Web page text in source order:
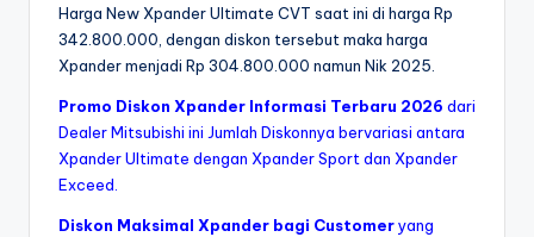
si
Harga New Xpander Ultimate CVT saat ini di harga Rp
342.800.000, dengan diskon tersebut maka harga
Xpander menjadi Rp 304.800.000 namun Nik 2025.
Promo Diskon Xpander Informasi Terbaru 2026 dari
Dealer Mitsubishi ini Jumlah Diskonnya bervariasi antara
Xpander Ultimate dengan Xpander Sport dan Xpander
Exceed.
Diskon Maksimal Xpander bagi Customeryang